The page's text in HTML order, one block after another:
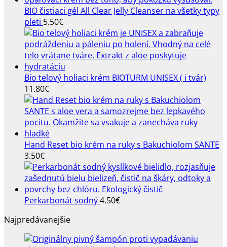
BIO čistiaci gél All Clear Jelly Cleanser na všetky typy
pleti 5.50€
Bio telový holiaci krém BIOTURM UNISEX ( i tvár)
11.80€
Hand Reset bio krém na ruky s Bakuchiolom SANTE
3.50€
Perkarbonát sodný4.50€
Najpredávanejšie